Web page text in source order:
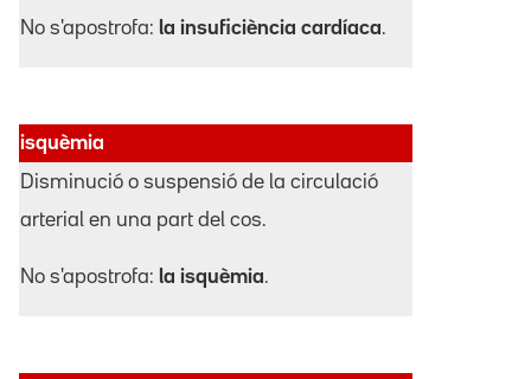
No s'apostrofa: la insuficiència cardíaca.
isquèmia
Disminució o suspensió de la circulació
arterial en una part del cos.
No s'apostrofa: la isquèmia.